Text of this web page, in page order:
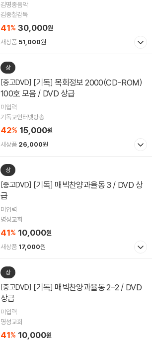
김명종음악
김종철감독
41% 30,000원
새상품 51,000원
상
[중고DVD]
100호 모음 / DVD 상급
미입력
기독교인터넷방송
42% 15,000원
새상품 26,000원
상
[중고DVD]
급
미입력
명성교회
41% 10,000원
새상품 17,000원
상
[중고DVD]
상급
미입력
명성교회
41% 10,000원